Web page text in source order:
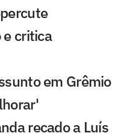
e critica
em Grêmio
recado a Luís